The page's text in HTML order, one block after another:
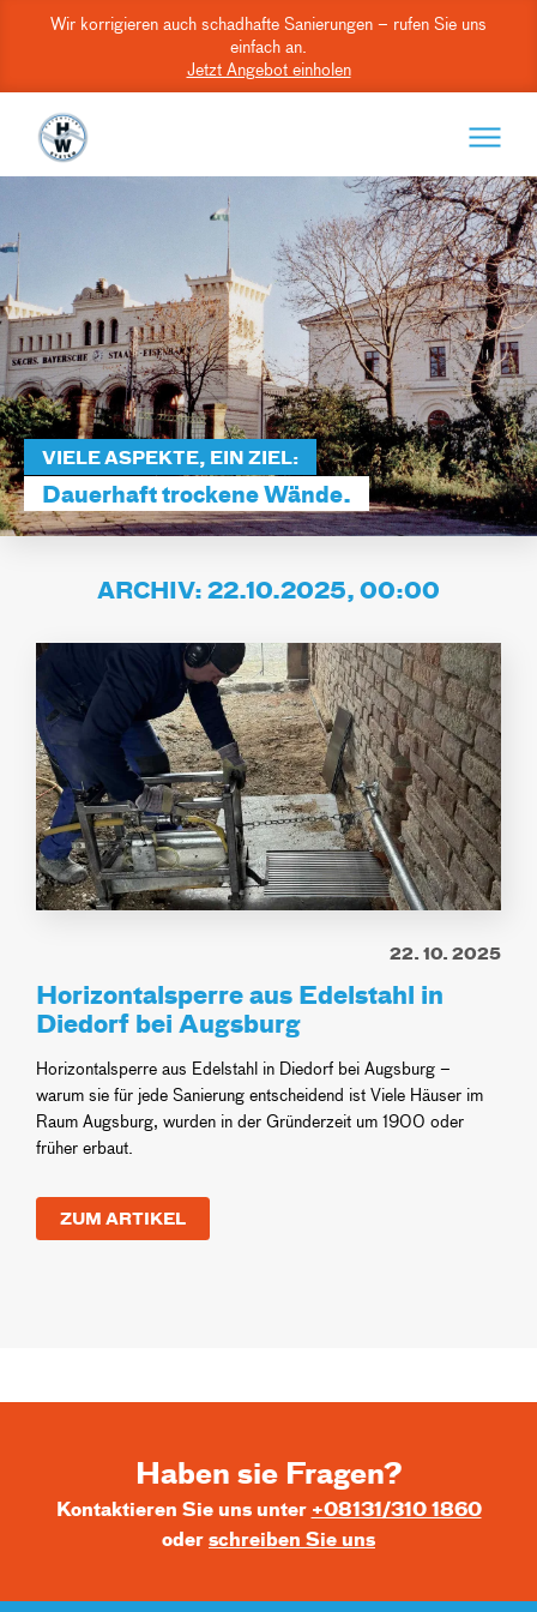
Wir korrigieren auch schadhafte Sanierungen – rufen Sie uns
einfach an.
Jetzt Angebot einholen
VIELE ASPEKTE, EIN ZIEL:
Dauerhaft trockene Wände.
ARCHIV: 22.10.2025, 00:00
22. 10. 2025
Horizontalsperre aus Edelstahl in
Diedorf bei Augsburg
Horizontalsperre aus Edelstahl in Diedorf bei Augsburg –
warum sie für jede Sanierung entscheidend ist Viele Häuser im
Raum Augsburg, wurden in der Gründerzeit um 1900 oder
früher erbaut.
ZUM ARTIKEL
Haben sie Fragen?
Kontaktieren Sie uns unter +08131/310 1860
oderschreiben Sie uns